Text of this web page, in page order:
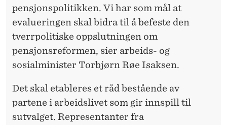
pensjonspolitikken. Vi har som mål at
evalueringen skal bidra til å befeste den
tverrpolitiske oppslutningen om
pensjonsreformen, sier arbeids- og
sosialminister Torbjørn Røe Isaksen.
Det skal etableres et råd bestående av
partene i arbeidslivet som gir innspill til
sutvalget. Representanter fra